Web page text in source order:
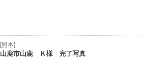
[熊本]
山鹿市山鹿 Ｋ様 完了写真